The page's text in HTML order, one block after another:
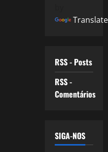
Translate
RSS - Posts
RSS -
Comentários
SIGA-NOS